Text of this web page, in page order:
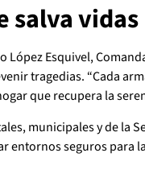
salva vidas
López Esquivel,
tragedias. “Cada
que recupera la
municipales y de la
entornos seguros para